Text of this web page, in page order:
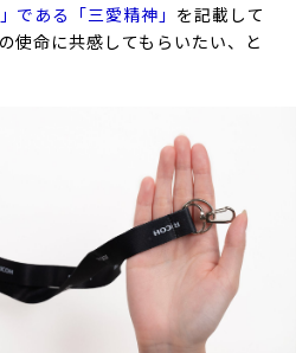
である「三愛精神」 を記載して
使命に共感してもらいたい、と